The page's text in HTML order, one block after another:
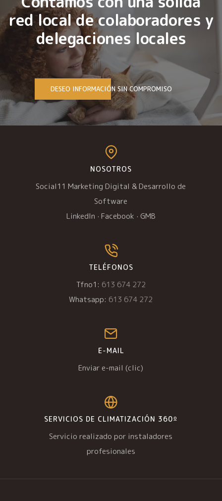
red local de colaboradores y
delegaciones locales
DESEO INFORMACIÓN SIN COMPROMISO
NOSOTROS
Social11 Marketing Digital & Desarrollo de
Software
LinkedIn · Facebook · GMB
TELÉFONOS
Tfno1: 613 674 272
Whatsapp: 613 674 272
E-MAIL
Enviar e-mail (clic)
SERVICIOS DE CLIMATIZACIÓN 360º
Servicio realizado por instaladores
profesionales